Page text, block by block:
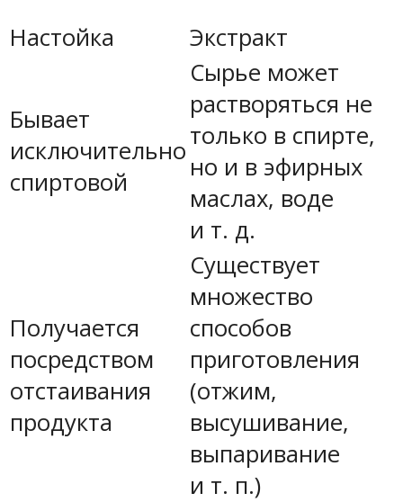
Настойка
Экстракт
Бывает
исключительно
спиртовой
Сырье может
растворяться не
только в спирте,
но и в эфирных
маслах, воде
и т. д.
Получается
посредством
отстаивания
продукта
Существует
множество
способов
приготовления
(отжим,
высушивание,
выпаривание
и т. п.)